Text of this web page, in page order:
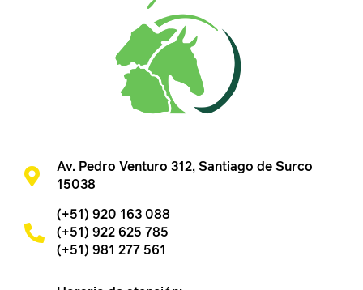
Av. Pedro Venturo 312, Santiago de Surco
15038
(+51) 920 163 088
(+51) 922 625 785
(+51) 981 277 561